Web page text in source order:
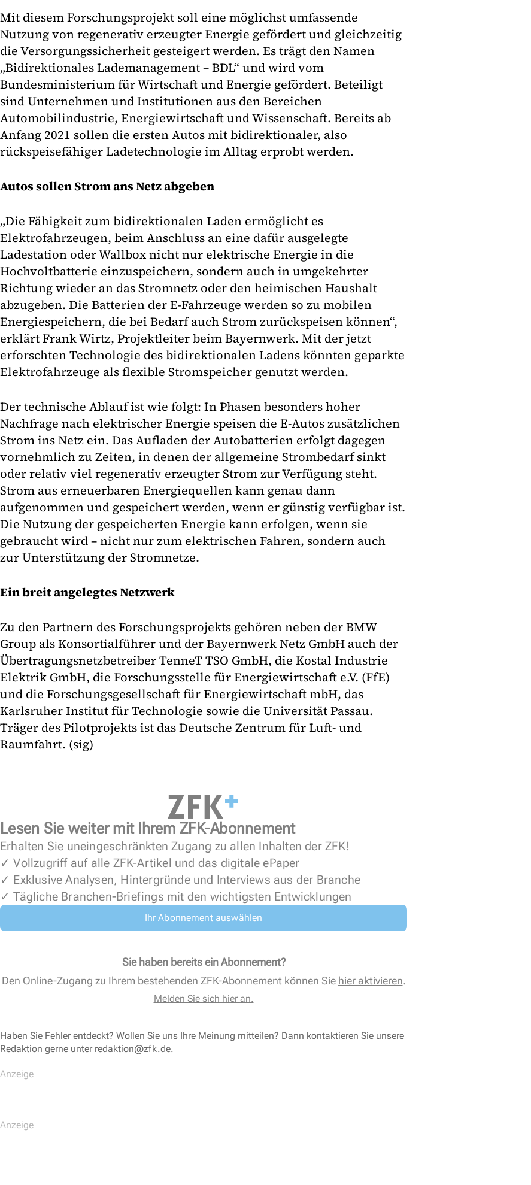
Mit diesem Forschungsprojekt soll eine möglichst umfassende
Nutzung von regenerativ erzeugter Energie gefördert und gleichzeitig
die Versorgungssicherheit gesteigert werden. Es trägt den Namen
„Bidirektionales Lademanagement – BDL“ und wird vom
Bundesministerium für Wirtschaft und Energie gefördert. Beteiligt
sind Unternehmen und Institutionen aus den Bereichen
Automobilindustrie, Energiewirtschaft und Wissenschaft. Bereits ab
Anfang 2021 sollen die ersten Autos mit bidirektionaler, also
rückspeisefähiger Ladetechnologie im Alltag erprobt werden.
Autos sollen Strom ans Netz abgeben
„Die Fähigkeit zum bidirektionalen Laden ermöglicht es
Elektrofahrzeugen, beim Anschluss an eine dafür ausgelegte
Ladestation oder Wallbox nicht nur elektrische Energie in die
Hochvoltbatterie einzuspeichern, sondern auch in umgekehrter
Richtung wieder an das Stromnetz oder den heimischen Haushalt
abzugeben. Die Batterien der E-Fahrzeuge werden so zu mobilen
Energiespeichern, die bei Bedarf auch Strom zurückspeisen können“,
erklärt Frank Wirtz, Projektleiter beim Bayernwerk. Mit der jetzt
erforschten Technologie des bidirektionalen Ladens könnten geparkte
Elektrofahrzeuge als flexible Stromspeicher genutzt werden.
Der technische Ablauf ist wie folgt: In Phasen besonders hoher
Nachfrage nach elektrischer Energie speisen die E-Autos zusätzlichen
Strom ins Netz ein. Das Aufladen der Autobatterien erfolgt dagegen
vornehmlich zu Zeiten, in denen der allgemeine Strombedarf sinkt
oder relativ viel regenerativ erzeugter Strom zur Verfügung steht.
Strom aus erneuerbaren Energiequellen kann genau dann
aufgenommen und gespeichert werden, wenn er günstig verfügbar ist.
Die Nutzung der gespeicherten Energie kann erfolgen, wenn sie
gebraucht wird – nicht nur zum elektrischen Fahren, sondern auch
zur Unterstützung der Stromnetze.
Ein breit angelegtes Netzwerk
Zu den Partnern des Forschungsprojekts gehören neben der BMW
Group als Konsortialführer und der Bayernwerk Netz GmbH auch der
Übertragungsnetzbetreiber TenneT TSO GmbH, die Kostal Industrie
Elektrik GmbH, die Forschungsstelle für Energiewirtschaft e.V. (FfE)
und die Forschungsgesellschaft für Energiewirtschaft mbH, das
Karlsruher Institut für Technologie sowie die Universität Passau.
Träger des Pilotprojekts ist das Deutsche Zentrum für Luft- und
Raumfahrt. (sig)
Lesen Sie weiter mit Ihrem ZFK-Abonnement
Erhalten Sie uneingeschränkten Zugang zu allen Inhalten der ZFK!
✓ Vollzugriff auf alle ZFK-Artikel und das digitale ePaper
✓ Exklusive Analysen, Hintergründe und Interviews aus der Branche
✓ Tägliche Branchen-Briefings mit den wichtigsten Entwicklungen
Ihr Abonnement auswählen
Sie haben bereits ein Abonnement?
Den Online-Zugang zu Ihrem bestehenden ZFK-Abonnement können Sie hier aktivieren.
Melden Sie sich hier an.
Haben Sie Fehler entdeckt? Wollen Sie uns Ihre Meinung mitteilen? Dann kontaktieren Sie unsere
Redaktion gerne unter redaktion@zfk.de.